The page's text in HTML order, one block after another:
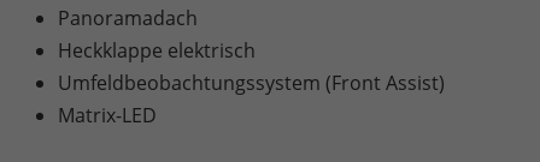
Panoramadach
Heckklappe elektrisch
Umfeldbeobachtungssystem (Front Assist)
Matrix-LED